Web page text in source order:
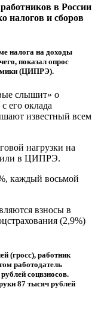
в России
налогов и сборов
налога на доходы
показал опрос
(ЦИПРЭ).
слышит» о
его оклада
известный всем
нагрузки на
в ЦИПРЭ.
каждый восьмой
взносы в
(2,9%)
(гросс), работник
работодатель
соцвзносов.
87 тысяч рублей